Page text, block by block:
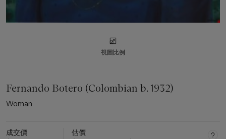
視圖比例
Fernando Botero (Colombian b. 1932)
Woman
成交價 估價